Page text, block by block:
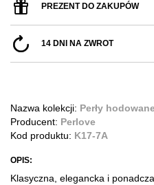
PREZENT DO ZAKUPÓW
14 DNI NA ZWROT
Nazwa kolekcji: Perły
Producent: Perlove
Kod produktu: K17-7A
OPIS:
Klasyczna, elegancka i